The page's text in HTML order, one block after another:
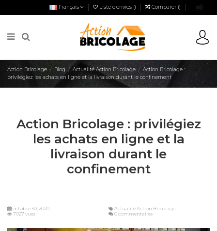
Français Liste d'envies () Comparer ()
Action Bricolage Blog Actualité Action Bricolage
Action Bricolage :
privilégiez les achats en ligne et la livraison durant le confinement
Action Bricolage : privilégiez
les achats en ligne et la
livraison durant le
confinement
octobre 30, 2020
Actualité Action Bricolage
7027 vues
0 commentaires